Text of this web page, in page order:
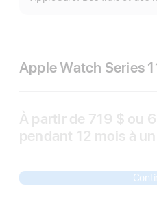
Apple Watch Series
À partir de 719 $ ou
pendant 12 mois mois
à
Note